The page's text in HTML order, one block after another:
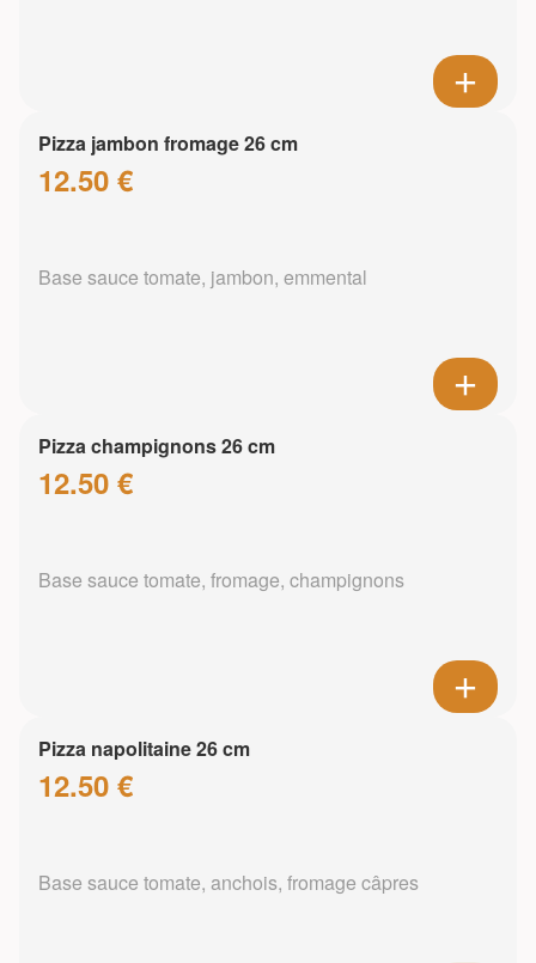
Pizza jambon fromage 26 cm
12.50 €
Base sauce tomate, jambon, emmental
Pizza champignons 26 cm
12.50 €
Base sauce tomate, fromage, champignons
Pizza napolitaine 26 cm
12.50 €
Base sauce tomate, anchois, fromage câpres